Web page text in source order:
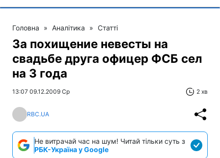
Головна » Аналітика » Статті
За похищение невесты на
свадьбе друга офицер ФСБ сел
на 3 года
13:07 09.12.2009 Ср 2 хв
RBC.UA
Не витрачай час на шум! Читай тільки суть з
РБК-Україна у Google